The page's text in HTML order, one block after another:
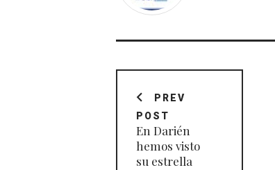
de
entradas
PREV
POST
En Darién
hemos visto
su estrella